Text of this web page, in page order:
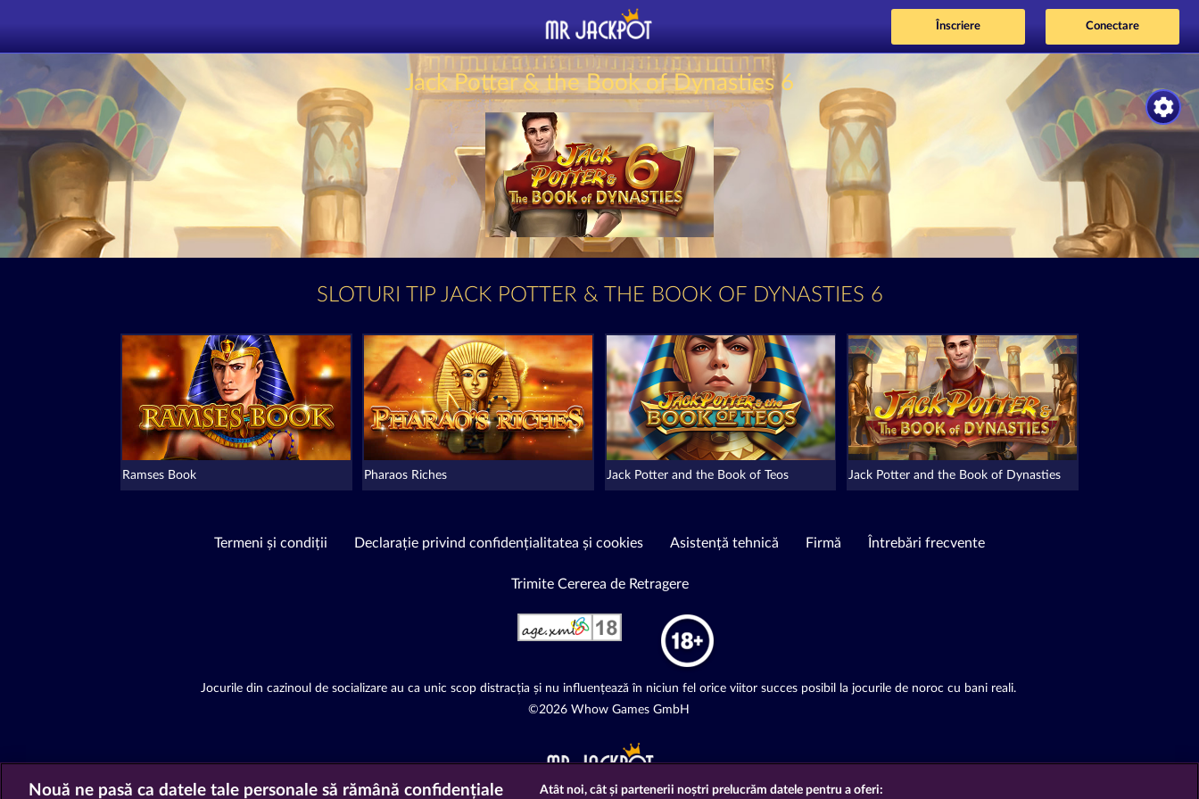
Înscriere Conectare
Jack Potter & the Book of Dynasties 6
SLOTURI TIP JACK POTTER & THE BOOK OF DYNASTIES 6
Ramses Book Pharaos Riches Jack Potter and the Book of Teos Jack Potter and the Book of Dynasties
Termeni și condiții Declarație privind confidențialitatea și cookies Asistență tehnică Firmă Întrebări frecvente
Trimite Cererea de Retragere
Jocurile din cazinoul de socializare au ca unic scop distracția și nu influențează în niciun fel orice viitor succes posibil la jocurile de noroc cu bani reali.
©2026 Whow Games GmbH
Nouă ne pasă ca datele tale personale să rămână confidențiale Atât noi, cât și partenerii noștri prelucrăm datele pentru a oferi: